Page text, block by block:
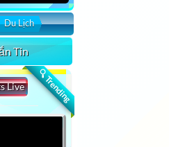
Du Lịch
Tin
🔍 Trending
Live